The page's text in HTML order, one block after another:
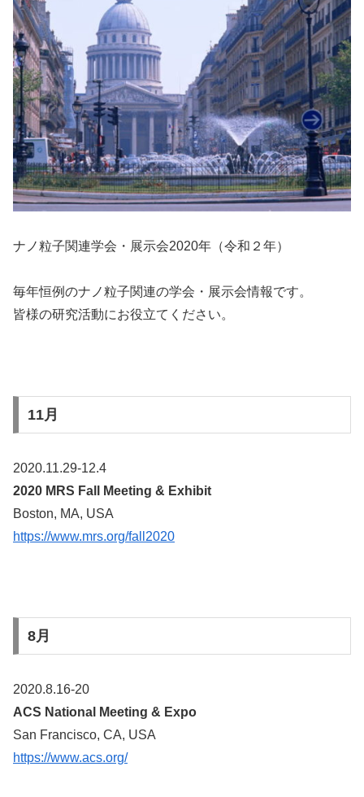
ナノ粒子関連学会・展示会2020年（令和２年）
毎年恒例のナノ粒子関連の学会・展示会情報です。
皆様の研究活動にお役立てください。
11月
2020.11.29-12.4
2020 MRS Fall Meeting & Exhibit
Boston, MA, USA
https://www.mrs.org/fall2020
8月
2020.8.16-20
ACS National Meeting & Expo
San Francisco, CA, USA
https://www.acs.org/